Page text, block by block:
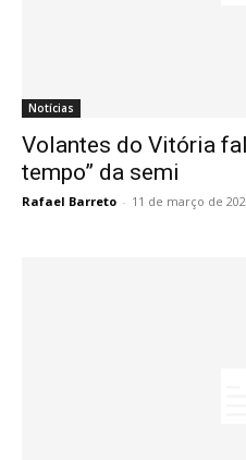
Notícias
Volantes do Vitória
tempo” da semi
Rafael Barreto - 11 de março de